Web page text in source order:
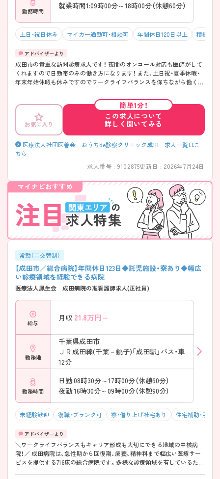
勤務時間
就業時間1:09時00分～18時00分（休憩60分）
土日・祝日休み マイカー通勤可・相談可 年間休日120日以上 積極採
成田市の貴重な訪問診療求人です！ 夜間のオンコール対応も医師がして
くれますので日勤帯のみの働き方になります！ また、土日祝・夏季休暇・
年末年始休暇も休みですのでワークライフバランスを保ちながら働くこ
お気に入り
簡単1分！
この求人について
詳しく聞いてみる
医療法人社団医善会 おうちde診察クリニック成田 求人一覧はこ
ちら
求人番号 : 9102875更新日 : 2026年7月24日
常勤（二交替制）
【成田市／総合病院】年間休日123日◆託児施設・寮あり◆幅広
い診療領域を経験できる病院
医療法人鳳生会 成田病院の准看護師求人(正社員)
給与
月収 21.8万円～
勤務地
千葉県成田市
ＪＲ成田線(千葉－銚子)「成田駅」バス・車
12分
勤務時間
日勤:08時30分～17時00分（休憩60分）
夜勤:16時30分～09時00分（休憩90分）
未経験歓迎 復職・ブランク可 寮・借り上げ社宅あり 住宅補助・手当
＼ワークライフバランスもキャリア形成も大切にできる地域の中核病
院！／ 成田病院は、急性期から回復期、療養、精神科まで幅広い医療サー
ビスを提供する716床の総合病院です。多様な診療領域を有しているた